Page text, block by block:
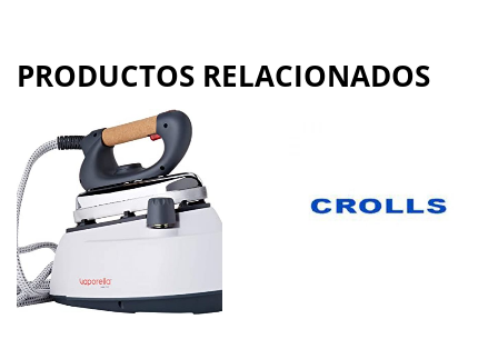
PRODUCTOS RELACIONADOS